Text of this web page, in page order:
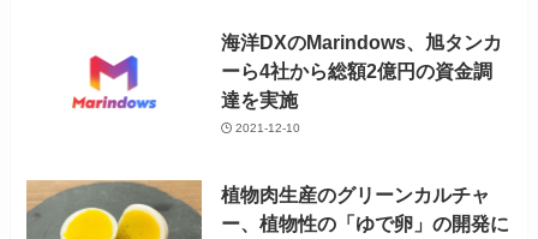
海洋DXのMarindows、旭タンカ
ーら4社から総額2億円の資金調
達を実施
2021-12-10
植物肉生産のグリーンカルチャ
ー、植物性の「ゆで卵」の開発に